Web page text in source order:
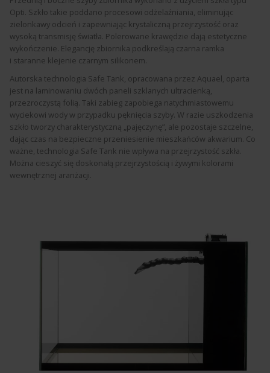
Opti. Szkło takie poddano procesowi odżelaźniania, eliminując
zielonkawy odcień i zapewniając krystaliczną przejrzystość oraz
wysoką transmisję światła. Polerowane krawędzie dają estetyczne
wykończenie. Elegancję zbiornika podkreślają czarna ramka
i staranne klejenie czarnym silikonem.
Autorska technologia Safe Tank, opracowana przez Aquael, oparta
jest na laminowaniu dwóch paneli szklanych ultracienką,
przezroczystą folią. Taki zabieg zapobiega natychmiastowemu
wyciekowi wody w przypadku pęknięcia szyby. W razie uszkodzenia
szkło tworzy charakterystyczną „pajęczynę”, ale pozostaje szczelne,
dając czas na bezpieczne przeniesienie mieszkańców akwarium. Co
ważne, technologia Safe Tank nie wpływa na przejrzystość szkła.
Można cieszyć się doskonałą przejrzystością i żywymi kolorami
wewnętrznej aranżacji.